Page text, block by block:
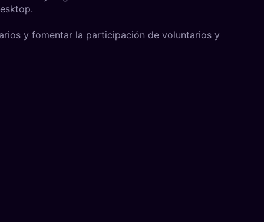
y fomentar la participación de voluntarios y